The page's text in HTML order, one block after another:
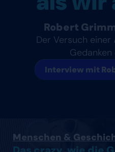
Robert
Der Versuch einer
Gedanken
Interview mit
Menschen &